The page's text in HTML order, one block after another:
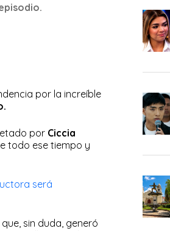
por la increíble
por Ciccia
todo ese tiempo y
será
sin duda, generó